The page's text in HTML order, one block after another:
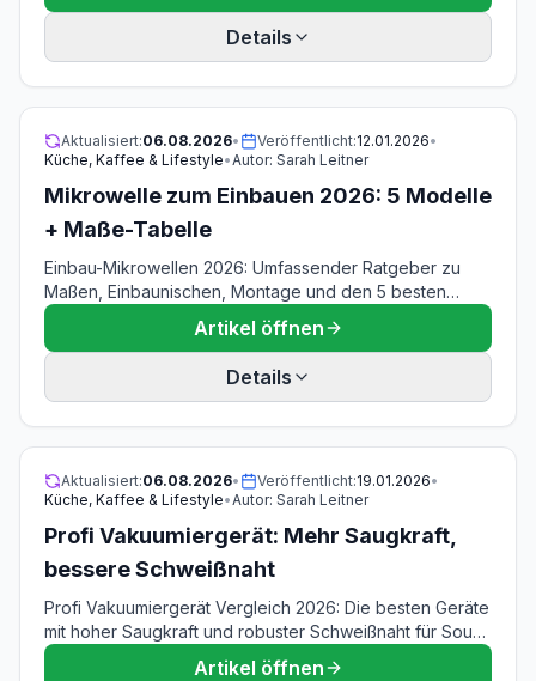
Details
Aktualisiert:06.08.2026• Veröffentlicht:12.01.2026•
Küche, Kaffee & Lifestyle•Autor: Sarah Leitner
Mikrowelle zum Einbauen 2026: 5 Modelle
+ Maße-Tabelle
Einbau-Mikrowellen 2026: Umfassender Ratgeber zu
Maßen, Einbaunischen, Montage und den 5 besten
Modellen. Mit Schritt-für-Schritt Einbauanleitung.
Artikel öffnen
Details
Aktualisiert:06.08.2026• Veröffentlicht:19.01.2026•
Küche, Kaffee & Lifestyle•Autor: Sarah Leitner
Profi Vakuumiergerät: Mehr Saugkraft,
bessere Schweißnaht
Profi Vakuumiergerät Vergleich 2026: Die besten Geräte
mit hoher Saugkraft und robuster Schweißnaht für Sous-
vide, Meal Prep und professionelle Lagerung im Test.
Artikel öffnen